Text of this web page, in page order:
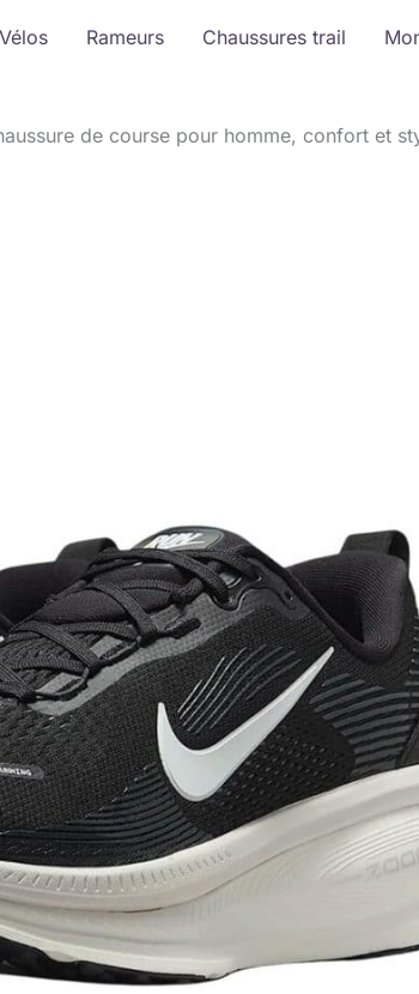
Vélos Rameurs Chaussures trail
de course pour homme, confort et